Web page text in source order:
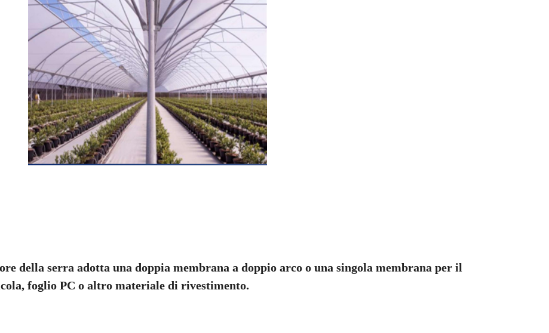
della serra adotta una doppia membrana a doppio arco o una singola membrana per il
foglio PC o altro materiale di rivestimento.